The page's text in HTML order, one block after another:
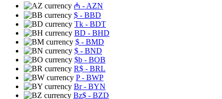
₼ - AZN
$ - BBD
Tk - BDT
BD - BHD
$ - BMD
$ - BND
$b - BOB
R$ - BRL
P- BWP
Br- BYN
Bz$ - BZD